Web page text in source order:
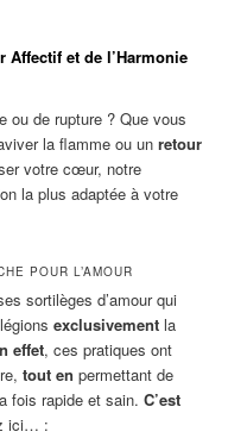
Affectif et de l’Harmonie
ou de rupture ? Que vous
la flamme ou unretour
votre cœur, notre
la plus adaptée à votre
POUR L’AMOUR
sortilèges d’amour qui
exclusivement la
effet, ces pratiques ont
tout en permettant de
fois rapide et sain.C’est
ici… :